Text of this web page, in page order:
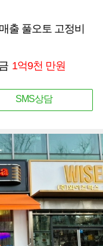
출 풀오토 고정비
1억9천 만원
SMS상담